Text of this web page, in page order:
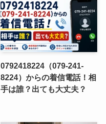
0792418224（079-241-
8224）からの着信電話！相
手は誰？出ても大丈夫？